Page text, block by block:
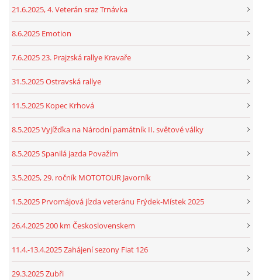
21.6.2025, 4. Veterán sraz Trnávka
8.6.2025 Emotion
7.6.2025 23. Prajzská rallye Kravaře
31.5.2025 Ostravská rallye
11.5.2025 Kopec Krhová
8.5.2025 Vyjížďka na Národní památník II. světové války
8.5.2025 Spanilá jazda Považím
3.5.2025, 29. ročník MOTOTOUR Javorník
1.5.2025 Prvomájová jízda veteránu Frýdek-Místek 2025
26.4.2025 200 km Československem
11.4.-13.4.2025 Zahájení sezony Fiat 126
29.3.2025 Zubři